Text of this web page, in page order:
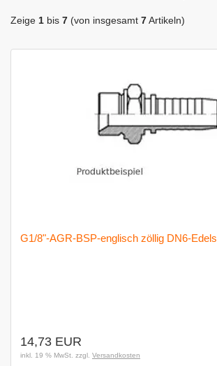
Zeige 1 bis 7 (von insgesamt 7Artikeln)
G1/8"-AGR-BSP-englisch zöllig DN6-
14,73 EUR
inkl. 19 % MwSt. zzgl. Versandkosten